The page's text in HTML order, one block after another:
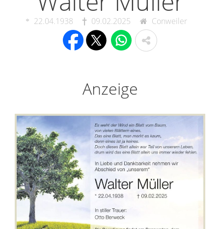
22.04.1938 09.02.2025 Conweiler
Anzeige